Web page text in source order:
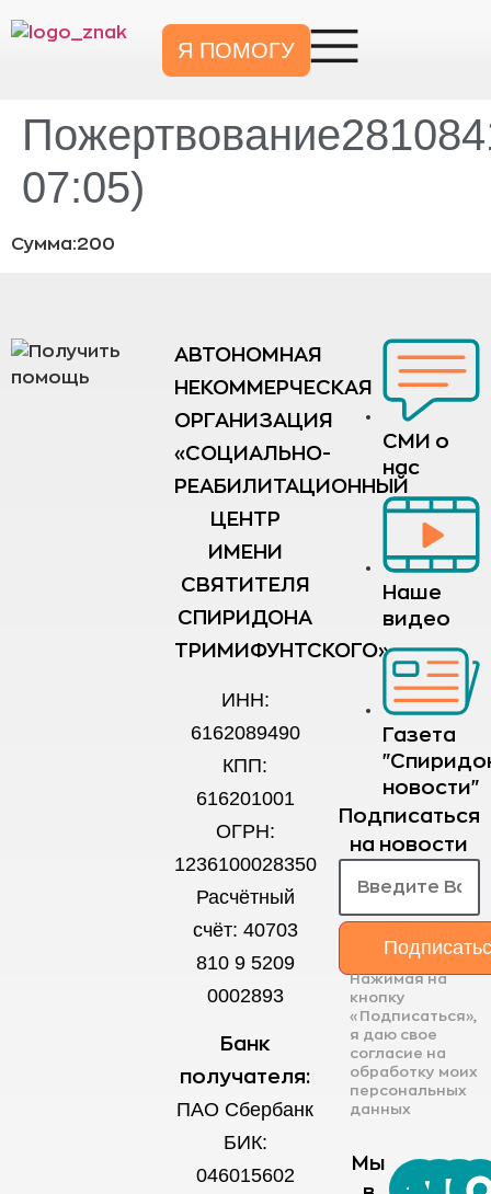
Я ПОМОГУ
07:05)
Сумма:200
АВТОНОМНАЯ
НЕКОММЕРЧЕСКАЯ
ОРГАНИЗАЦИЯ
«СОЦИАЛЬНО-
РЕАБИЛИТАЦИОННЫЙ
ЦЕНТР
ИМЕНИ
СВЯТИТЕЛЯ
СПИРИДОНА
ТРИМИФУНТСКОГО»
ИНН:
6162089490
КПП:
616201001
ОГРН:
1236100028350
Расчётный
счёт: 40703
810 9 5209
0002893
Банк
получателя:
ПАО Сбербанк
БИК:
046015602
СМИ о
нас
Наше
видео
Газета
новости"
Подписаться
на новости
Нажимая на
кнопку
«Подписаться»,
я даю свое
согласие на
обработку моих
персональных
данных
Мы